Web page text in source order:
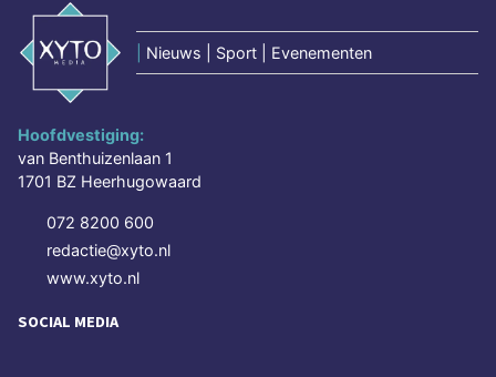
Nieuws | Sport | Evenementen
Hoofdvestiging:
van Benthuizenlaan 1
1701 BZ Heerhugowaard
072 8200 600
redactie@xyto.nl
www.xyto.nl
SOCIAL MEDIA